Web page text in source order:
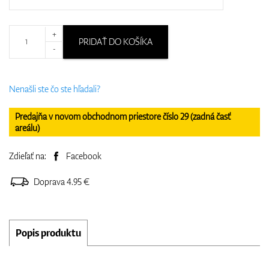
+
-
PRIDAŤ DO KOŠÍKA
Nenašli ste čo ste hľadali?
Predajňa v novom obchodnom priestore číslo 29 (zadná časť
areálu)
Zdieľať na: Facebook
Doprava 4.95 €
Popis produktu